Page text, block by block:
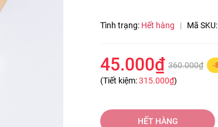
Tình trạng: Hết hàng | Mã SKU:
45.000₫ 360.000₫ -
(Tiết kiệm:315.000₫)
HẾT HÀNG